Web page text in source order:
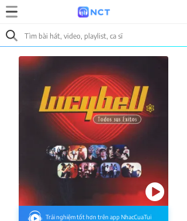
Trải nghiệm tốt hơn trên app NhacCuaTui